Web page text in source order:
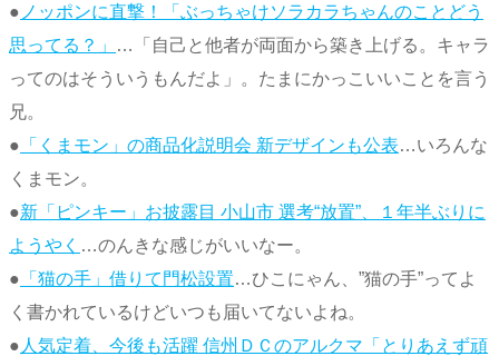
● ノッポンに直撃！「ぶっちゃけソラカラちゃんのことどう
思ってる？」
…「自己と他者が両面から築き上げる。キャラ
ってのはそういうもんだよ」。たまにかっこいいことを言う
兄。
● 「くまモン」の商品化説明会 新デザインも公表…いろんな
くまモン。
●新「ピンキー」お披露目 小山市 選考“放置”、１年半ぶりに
ようやく …のんきな感じがいいなー。
● 「猫の手」借りて門松設置…ひこにゃん、”猫の手”ってよ
く書かれているけどいつも届いてないよね。
● 人気定着、今後も活躍 信州ＤＣのアルクマ「とりあえず頑